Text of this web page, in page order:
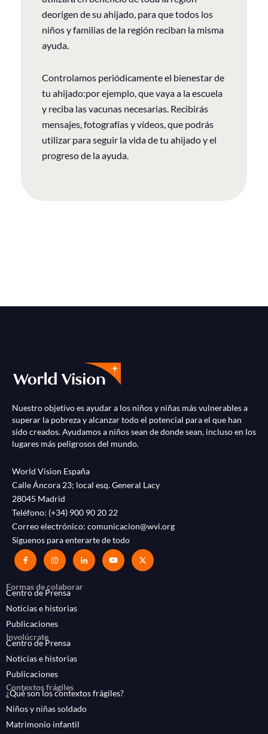
deorigen de su ahijado, para que todos los
niños y familias de la región reciban la misma
ayuda.
Controlamos periódicamente el bienestar de
tu ahijado:por ejemplo, que vaya a la escuela
y reciba las vacunas necesarias. Recibirás
mensajes, fotografías y vídeos, que podrás
utilizar para seguir la vida de tu ahijado y el
progreso de la ayuda.
Nuestro objetivo es ayudar a los niños y niñas más vulnerables a
superar la pobreza y alcanzar todo el potencial para el que han
sido creados. Ayudamos a niños sean de donde sean, incluso en los
lugares más peligrosos del mundo.
World Vision España
Calle Áncora 23; local esq. General Lacy
28045 Madrid
Teléfono: (+34) 900 90 20 22
Correo electrónico: comunicacion@wvi.org
Síguenos para enterarte de todo
Formas de colaborar
Centro de Prensa
Noticias e historias
Publicaciones
Involúcrate
Centro de Prensa
Noticias e historias
Publicaciones
Contextos frágiles
¿Qué son los contextos frágiles?
Niños y niñas soldado
Matrimonio infantil